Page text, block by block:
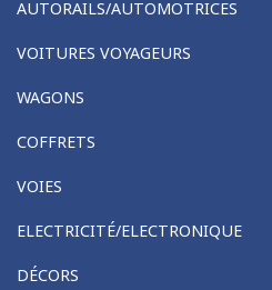
AUTORAILS/AUTOMOTRICES
VOITURES VOYAGEURS
WAGONS
COFFRETS
VOIES
ELECTRICITÉ/ELECTRONIQUE
DÉCORS